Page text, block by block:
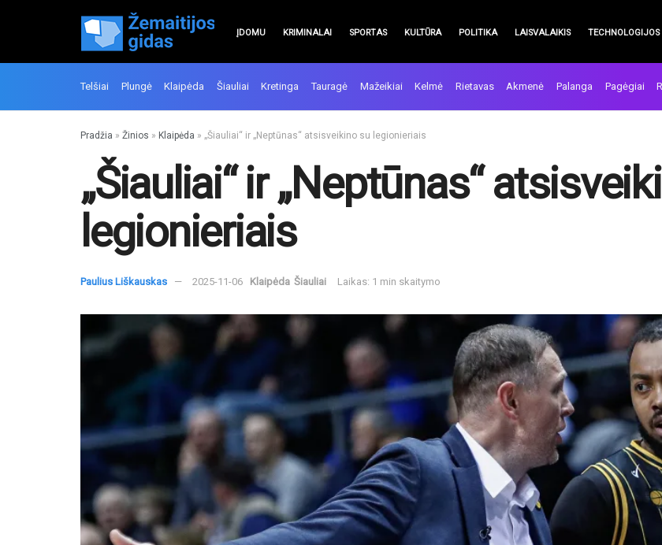
ĮDOMU KRIMINALAI SPORTAS KULTŪRA POLITIKA LAISVALAIKIS TECHNOLOGIJOS
Telšiai Plungė Klaipėda Šiauliai Kretinga Tauragė Mažeikiai Kelmė Rietavas Akmenė Palanga Pagėgiai
Pradžia » Žinios » Klaipėda » „Šiauliai“ ir „Neptūnas“ atsisveikino su legionieriais
„Šiauliai“ ir „Neptūnas“
legionieriais
Paulius Liškauskas 2025-11-06 Klaipėda Šiauliai Laikas: 1 min skaitymo